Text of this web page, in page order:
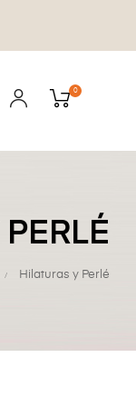
0
Hilaturas y Perlé